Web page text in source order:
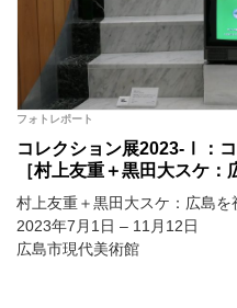
フォトレポート
コレクション展2023-Ⅰ：
［村上友重＋黒田大スケ
術館
村上友重＋黒田大スケ：広島を
2023年7月1日 – 11月12日
広島市現代美術館